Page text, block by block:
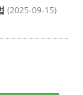
(2025-09-15)